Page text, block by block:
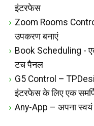
इंटरफेस
Zoom Rooms
उपकरण बनाएं
Book Scheduling -
टच पैनल
G5 Control –
इंटरफेस के लिए एक
Any-App – अपना